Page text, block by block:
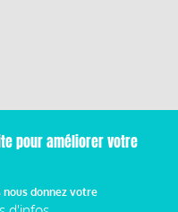
parCafffeine
pour améliorer votre
nous donnez votre